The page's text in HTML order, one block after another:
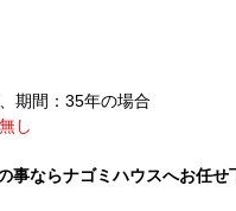
期間：35年の場合
し
ならナゴミハウスへお任せ